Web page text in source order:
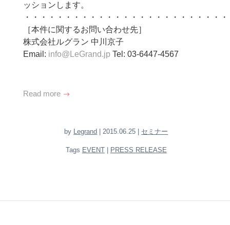
ッションします。
・・・・・・・・・・・・・・・・・・・・・・・・
［本件に関するお問い合わせ先］
株式会社ルグラン 中川京子
Email: info@LeGrand.jp Tel: 03-6447-4567
Read more
by Legrand | 2015.06.25 | セミナー
Tags EVENT| PRESS RELEASE